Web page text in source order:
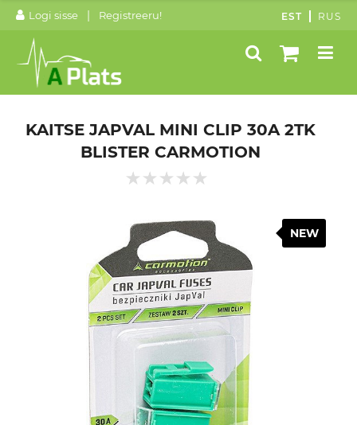
Logi sisse | Registreeru! EST RUS
KAITSE JAPVAL MINI CLIP 30A 2TK
BLISTER CARMOTION
NEW